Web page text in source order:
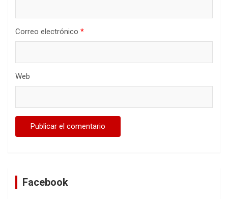
Correo electrónico *
Web
Facebook